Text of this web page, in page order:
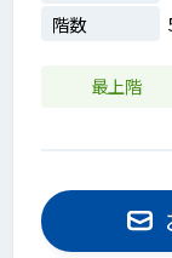
階数
最上階